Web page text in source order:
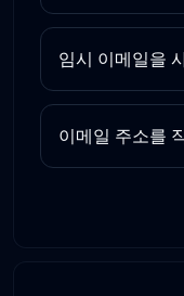
임시 이메일을
이메일 주소를